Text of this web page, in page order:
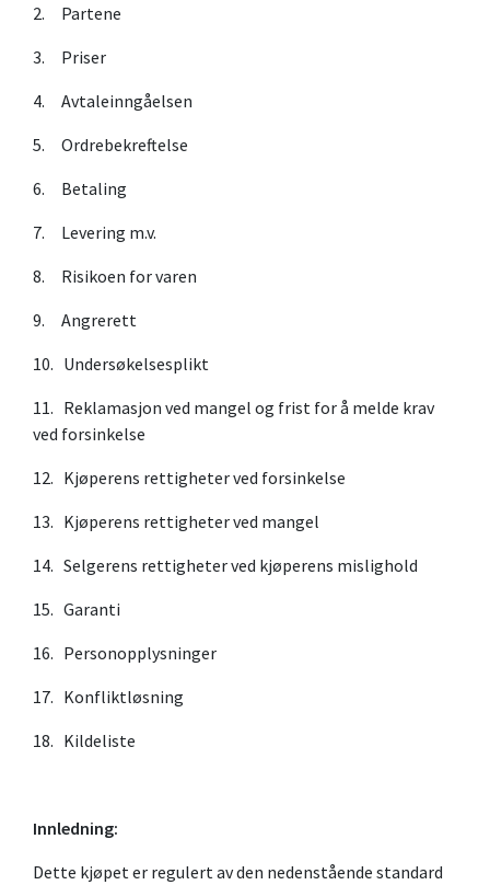
2. Partene
3. Priser
4. Avtaleinngåelsen
5. Ordrebekreftelse
6. Betaling
7. Levering m.v.
8. Risikoen for varen
9. Angrerett
10. Undersøkelsesplikt
11. Reklamasjon ved mangel og frist for å melde krav
ved forsinkelse
12. Kjøperens rettigheter ved forsinkelse
13. Kjøperens rettigheter ved mangel
14. Selgerens rettigheter ved kjøperens mislighold
15. Garanti
16. Personopplysninger
17. Konfliktløsning
18. Kildeliste
Innledning:
Dette kjøpet er regulert av den nedenstående standard